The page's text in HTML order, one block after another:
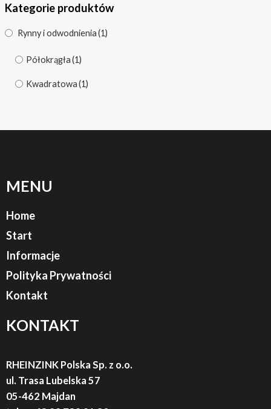
Kategorie produktów
Rynny i odwodnienia(1)
Półokrągła(1)
Kwadratowa(1)
MENU
Home
Start
Informacje
Polityka Prywatności
Kontakt
KONTAKT
RHEINZINK Polska Sp. z o.o.
ul. Trasa Lubelska 57
05-462 Majdan